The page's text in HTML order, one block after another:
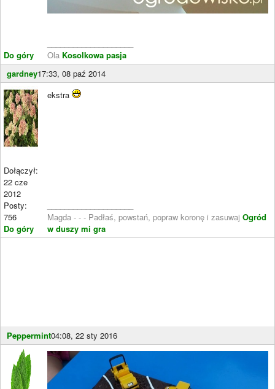
Do góry
Ola Kosolkowa pasja
gardney17:33, 08 paź 2014
Dołączył:
22 cze
2012
Posty:
756
Do góry
ekstra
Magda - - - Padłaś, powstań, popraw koronę i zasuwaj Ogród
w duszy mi gra
Peppermint04:08, 22 sty 2016